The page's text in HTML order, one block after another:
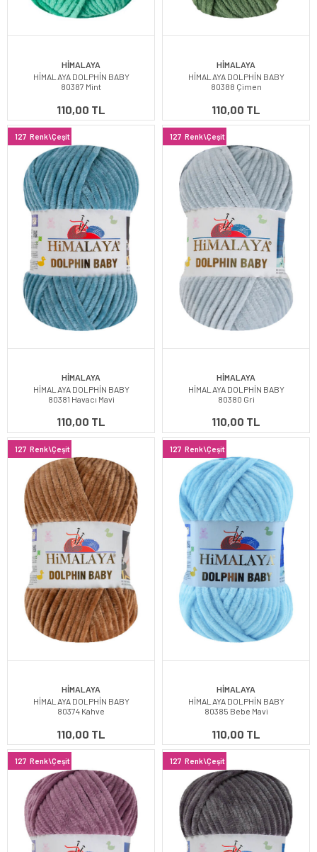
HİMALAYA
HİMALAYA DOLPHİN BABY
80387 Mint
110,00 TL
HİMALAYA
HİMALAYA DOLPHİN BABY
80388 Çimen
110,00 TL
127 Renk\Çeşit
HİMALAYA
HİMALAYA DOLPHİN BABY
80381 Havacı Mavi
110,00 TL
127 Renk\Çeşit
HİMALAYA
HİMALAYA DOLPHİN BABY
80380 Gri
110,00 TL
127 Renk\Çeşit
HİMALAYA
HİMALAYA DOLPHİN BABY
80374 Kahve
110,00 TL
127 Renk\Çeşit
HİMALAYA
HİMALAYA DOLPHİN BABY
80385 Bebe Mavi
110,00 TL
127 Renk\Çeşit 127 Renk\Çeşit